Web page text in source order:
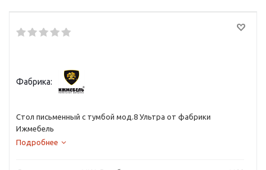
Фабрика:
Стол письменный с тумбой мод.8 Ультра от фабрики
Ижмебель
Подробнее